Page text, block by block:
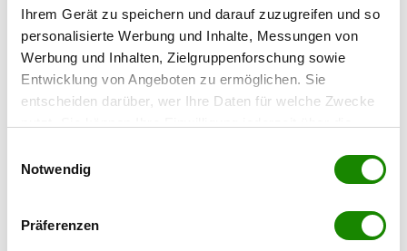
Ihrem Gerät zu speichern und darauf zuzugreifen und so
personalisierte Werbung und Inhalte, Messungen von
Werbung und Inhalten, Zielgruppenforschung sowie
Entwicklung von Angeboten zu ermöglichen. Sie
entscheiden darüber, wer Ihre Daten für welche Zwecke
Trigger Symbol ändern oder widerrufen
Informationen über Ihre geografische Lage
Notwendig
Präferenzen
Frachtenbahnhof
NUTZFLÄCHE